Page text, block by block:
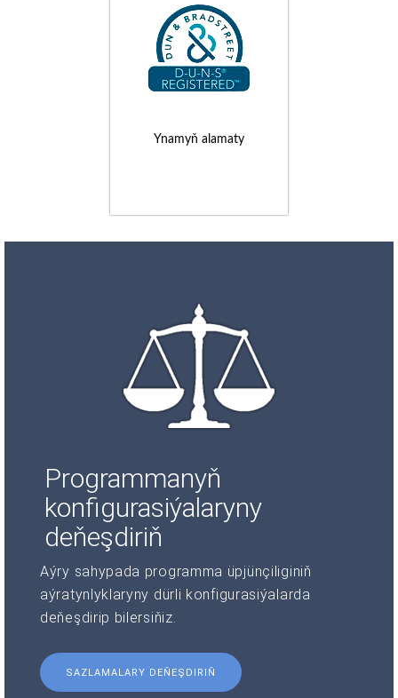
Ynamyň alamaty
Programmanyň
konfigurasiýalaryny
deňeşdiriň
Aýry sahypada programma üpjünçiliginiň
aýratynlyklaryny dürli konfigurasiýalarda
deňeşdirip bilersiňiz.
SAZLAMALARY DEŇEŞDIRIŇ